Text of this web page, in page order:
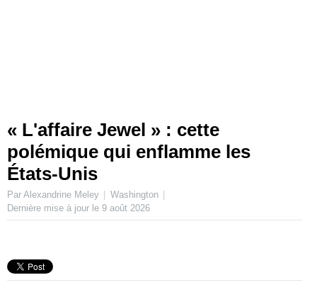
« L'affaire Jewel » : cette
polémique qui enflamme les
États-Unis
Par Alexandrine Meley
Washington
Dernière mise à jour le 9 août 2026